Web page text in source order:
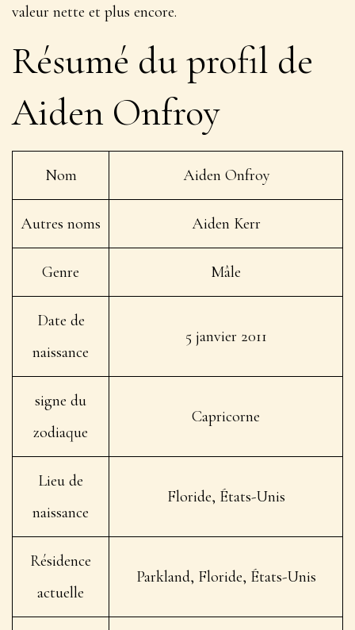
valeur nette et plus encore.
Résumé du profil de
Aiden Onfroy
Nom Aiden Onfroy
Autres noms Aiden Kerr
Genre Mâle
Date de
naissance
5 janvier 2011
signe du
zodiaque
Capricorne
Lieu de
naissance
Floride, États-Unis
Résidence
actuelle
Parkland, Floride, États-Unis